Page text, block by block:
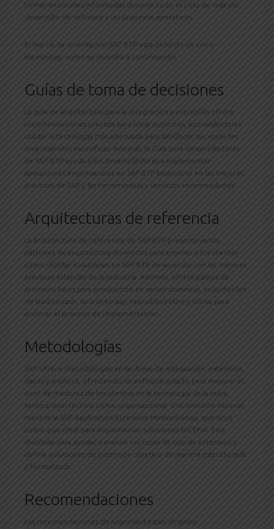
tomar decisiones informadas durante todo el ciclo de vida del
desarrollo de software y los procesos operativos.
El marco de orientación SAP BTP está dividido en cinco
elementos, como se muestra a continuación.
Guías de toma de decisiones
La guía de arquitectura para la integración y extensión ofrece
recomendaciones precisas para los arquitectos, aconsejándoles
utilizar la tecnología más adecuada para satisfacer necesidades
empresariales específicas. Además, la Guía para desarrolladores
de SAP BTP ayuda a los desarrolladores a implementar
aplicaciones empresariales en SAP BTP basándose en las mejores
prácticas de SAP y las herramientas y servicios recomendados.
Arquitecturas de referencia
La arquitectura de referencia de SAP BTP presenta varios
patrones de arquitectura diseñados para enseñar a los clientes
cómo diseñar soluciones en SAP BTP de acuerdo con las mejores
prácticas estándar de la industria. Además, ofrece planos de
procesos listos para producción en varios dominios, incluidos los
de lead-to-cash, source-to-pay, recruit-to-retire y otros, para
acelerar el proceso de implementación.
Metodologías
SAP ofrece metodologías en las áreas de integración, extensión,
datos y analítica, ofreciendo un enfoque guiado para mejorar el
nivel de madurez de los clientes en la tecnología de la nube,
tanto a nivel técnico como organizacional. Una mención especial
merece la SAP Application Extension Methodology, que sirve
como guía ideal para implementar soluciones RICEFW. Está
diseñada para ayudar a evaluar los casos de uso de extensión y
definir soluciones de extensión objetivo de manera estructurada
y formalizada.
Recomendaciones
Las recomendaciones de seguridad están dirigidas